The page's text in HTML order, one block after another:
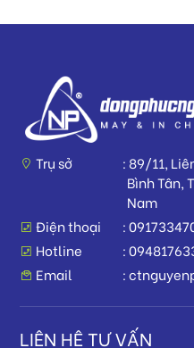
Trụ sở
89/11,
Bình Tân,
Nam
Điện thoại
Hotline
Email
LIÊN HỆ TƯ VẤN